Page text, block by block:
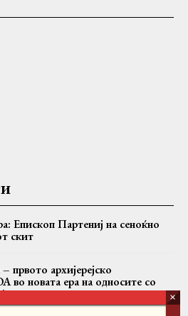
Партениј на сеноќно
скит
првото архијерејско
новата ера на односите со